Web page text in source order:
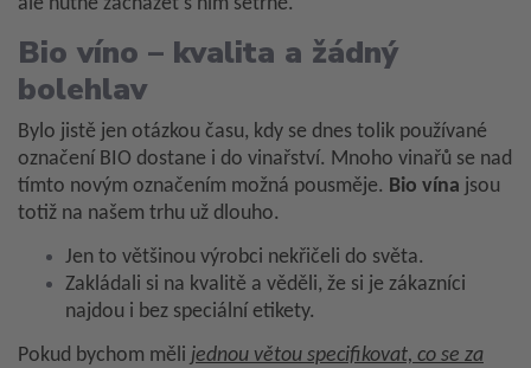
Bio víno – kvalita a žádný
bolehlav
Bylo jistě jen otázkou času, kdy se dnes tolik používané
označení BIO dostane i do vinařství. Mnoho vinařů se nad
tímto novým označením možná pousměje. Bio vína jsou
totiž na našem trhu už dlouho.
Jen to většinou výrobci nekřičeli do světa.
Zakládali si na kvalitě a věděli, že si je zákazníci
najdou i bez speciální etikety.
Pokud bychom měli jednou větou specifikovat, co se za